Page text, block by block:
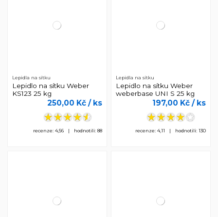
Lepidla na sítku
Lepidlo na sítku Weber
KS123 25 kg
250,00 Kč / ks
recenze: 4,56 | hodnotili: 88
Lepidla na sítku
Lepidlo na sítku Weber
weberbase UNI S 25 kg
197,00 Kč / ks
recenze: 4,11 | hodnotili: 130